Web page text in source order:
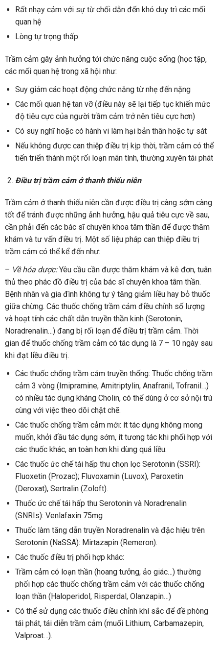
Rất nhạy cảm với sự từ chối dẫn đến khó duy trì các mối
quan hệ
Lòng tự trọng thấp
Trầm cảm gây ảnh hưởng tới chức năng cuộc sống (học tập,
các mối quan hệ trong xã hội như:
Suy giảm các hoạt động chức năng từ nhẹ đến nặng
Các mối quan hệ tan vỡ (điều này sẽ lại tiếp tục khiến mức
độ tiêu cực của người trầm cảm trở nên tiêu cực hơn)
Có suy nghĩ hoặc có hành vi làm hại bản thân hoặc tự sát
Nếu không được can thiệp điều trị kịp thời, trầm cảm có thể
tiến triển thành một rối loạn mãn tính, thường xuyên tái phát
Điều trị trầm cảm ở thanh thiếu niên
Trầm cảm ở thanh thiếu niên cần được điều trị càng sớm càng
tốt để tránh được những ảnh hưởng, hậu quả tiêu cực về sau,
cần phải đến các bác sĩ chuyên khoa tâm thần để được thăm
khám và tư vấn điều trị. Một số liệu pháp can thiệp điều trị
trầm cảm có thể kể đến như:
– Về hóa dược:Yêu cầu cần được thăm khám và kê đơn, tuân
thủ theo phác đồ điều trị của bác sĩ chuyên khoa tâm thần.
Bệnh nhân và gia đình không tự ý tăng giảm liều hay bỏ thuốc
giữa chừng. Các thuốc chống trầm cảm điều chỉnh số lượng
và hoạt tính các chất dẫn truyền thần kinh (Serotonin,
Noradrenalin…) đang bị rối loạn để điều trị trầm cảm. Thời
gian để thuốc chống trầm cảm có tác dụng là 7 – 10 ngày sau
khi đạt liều điều trị.
Các thuốc chống trầm cảm truyền thống: Thuốc chống trầm
cảm 3 vòng (Imipramine, Amitriptylin, Anafranil, Tofranil…)
có nhiều tác dụng kháng Cholin, có thể dùng ở cơ sở nội trú
cùng với việc theo dõi chặt chẽ.
Các thuốc chống trầm cảm mới: ít tác dụng không mong
muốn, khởi đầu tác dụng sớm, ít tương tác khi phối hợp với
các thuốc khác, an toàn hơn khi dùng quá liều.
Các thuốc ức chế tái hấp thu chọn lọc Serotonin (SSRI):
Fluoxetin (Prozac); Fluvoxamin (Luvox), Paroxetin
(Deroxat), Sertralin (Zoloft).
Thuốc ức chế tái hấp thu Serotonin và Noradrenalin
(SNRIs): Venlafaxin 75mg
Thuốc làm tăng dẫn truyền Noradrenalin và đặc hiệu trên
Serotonin (NaSSA): Mirtazapin (Remeron).
Các thuốc điều trị phối hợp khác:
Trầm cảm có loạn thần (hoang tưởng, ảo giác…) thường
phối hợp các thuốc chống trầm cảm với các thuốc chống
loạn thần (Haloperidol, Risperdal, Olanzapin…)
Có thể sử dụng các thuốc điều chỉnh khí sắc để đề phòng
tái phát, tái diễn trầm cảm (muối Lithium, Carbamazepin,
Valproat…).